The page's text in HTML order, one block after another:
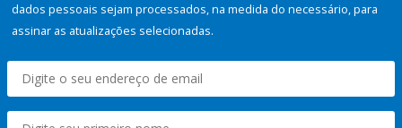
dados pessoais sejam processados, na medida do necessário, para
assinar as atualizações selecionadas.